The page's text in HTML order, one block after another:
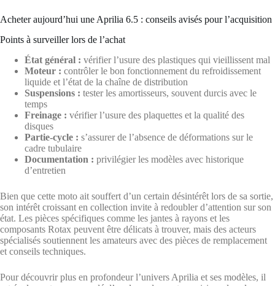
Acheter aujourd’hui une Aprilia 6.5 : conseils avisés pour l’acquisition
Points à surveiller lors de l’achat
État général : vérifier l’usure des plastiques qui vieillissent mal
Moteur : contrôler le bon fonctionnement du refroidissement
liquide et l’état de la chaîne de distribution
Suspensions : tester les amortisseurs, souvent durcis avec le
temps
Freinage : vérifier l’usure des plaquettes et la qualité des
disques
Partie-cycle : s’assurer de l’absence de déformations sur le
cadre tubulaire
Documentation : privilégier les modèles avec historique
d’entretien
Bien que cette moto ait souffert d’un certain désintérêt lors de sa sortie,
son intérêt croissant en collection invite à redoubler d’attention sur son
état. Les pièces spécifiques comme les jantes à rayons et les
composants Rotax peuvent être délicats à trouver, mais des acteurs
spécialisés soutiennent les amateurs avec des pièces de remplacement
et conseils techniques.
Pour découvrir plus en profondeur l’univers Aprilia et ses modèles, il